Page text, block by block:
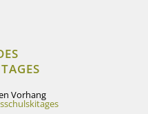
Vorhang